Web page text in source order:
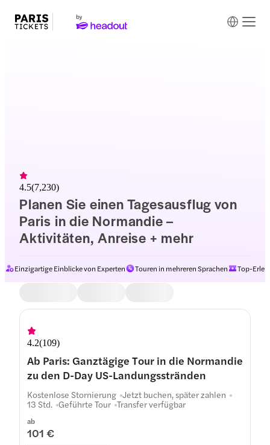
Planen Sie einen Tagesausflug von
Paris in die Normandie –
Aktivitäten, Anreise + mehr
4.5(7,230)
Einzigartige Einblicke von Experten Touren in mehreren Sprachen
Top-
4.2(109)
Ab Paris: Ganztägige Tour in die Normandie
zu den D-Day US-Landungsstränden
ab
101 €
Kostenlose Stornierung Jetzt buchen, später zahlen
13 Std. Geführte Tour Transfer verfügbar